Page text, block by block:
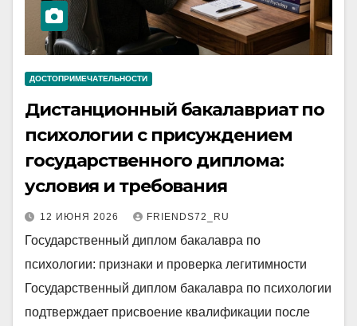
ДОСТОПРИМЕЧАТЕЛЬНОСТИ
Дистанционный бакалавриат по
психологии с присуждением
государственного диплома:
условия и требования
12 ИЮНЯ 2026 FRIENDS72_RU
Государственный диплом бакалавра по
психологии: признаки и проверка легитимности
Государственный диплом бакалавра по психологии
подтверждает присвоение квалификации после